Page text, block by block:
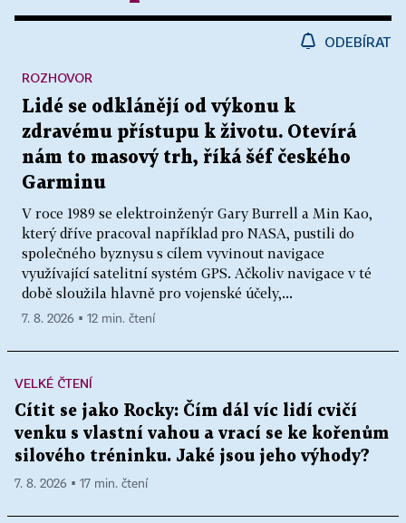
ODEBÍRAT
Lidé se odklánějí od výkonu k
zdravému přístupu k životu. Otevírá
nám to masový trh, říká šéf českého
Garminu
V roce 1989 se elektroinženýr Gary Burrell a Min Kao,
který dříve pracoval například pro NASA, pustili do
společného byznysu s cílem vyvinout navigace
využívající satelitní systém GPS. Ačkoliv navigace v té
době sloužila hlavně pro vojenské účely,...
ROZHOVOR
7. 8. 2026 ▪ 12 min. čtení
VELKÉ ČTENÍ
Cítit se jako Rocky: Čím dál víc lidí cvičí
venku s vlastní vahou a vrací se ke kořenům
silového tréninku. Jaké jsou jeho výhody?
7. 8. 2026 ▪ 17 min. čtení